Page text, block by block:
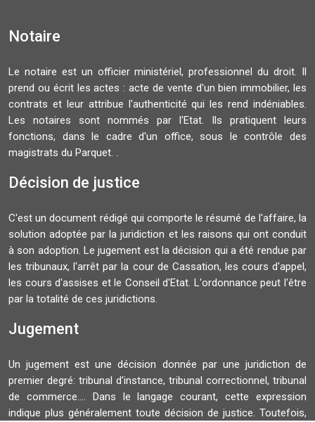
Notaire
Le notaire est un officier ministériel, professionnel du droit. Il
prend ou écrit les actes : acte de vente d'un bien immobilier, les
contrats et leur attribue l'authenticité qui les rend indéniables.
Les notaires sont nommés par l'Etat. Ils pratiquent leurs
fonctions, dans le cadre d'un office, sous le contrôle des
magistrats du Parquet. .
Décision de justice
C'est un document rédigé qui comporte le résumé de l'affaire, la
solution adoptée par la juridiction et les raisons qui ont conduit
à son adoption. Le jugement est la décision qui a été rendue par
les tribunaux, l'arrêt par la cour de Cassation, les cours d'appel,
les cours d'assises et le Conseil d'Etat. L'ordonnance peut l'être
par la totalité de ces juridictions.
Jugement
Un jugement est une décision donnée par une juridiction de
premier degré: tribunal d'instance, tribunal correctionnel, tribunal
de commerce.... Dans le langage courant, cette expression
indique plus généralement toute décision de justice. Toutefois,